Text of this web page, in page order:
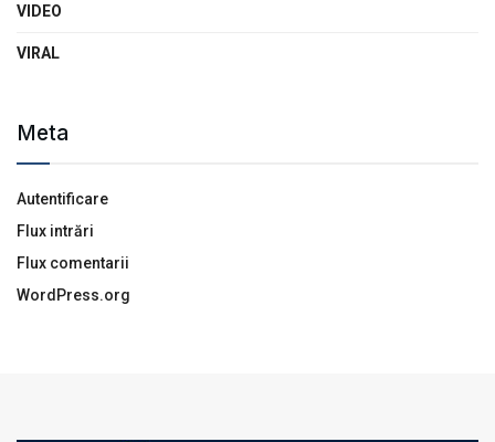
VIDEO
VIRAL
Meta
Autentificare
Flux intrări
Flux comentarii
WordPress.org